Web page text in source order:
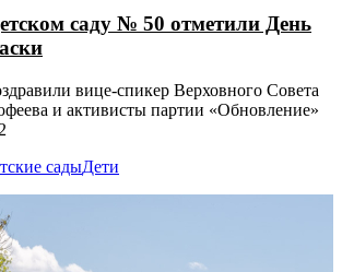
саду № 50 отметили День
вице-спикер Верховного Совета
и активисты партии «Обновление»
садыДети